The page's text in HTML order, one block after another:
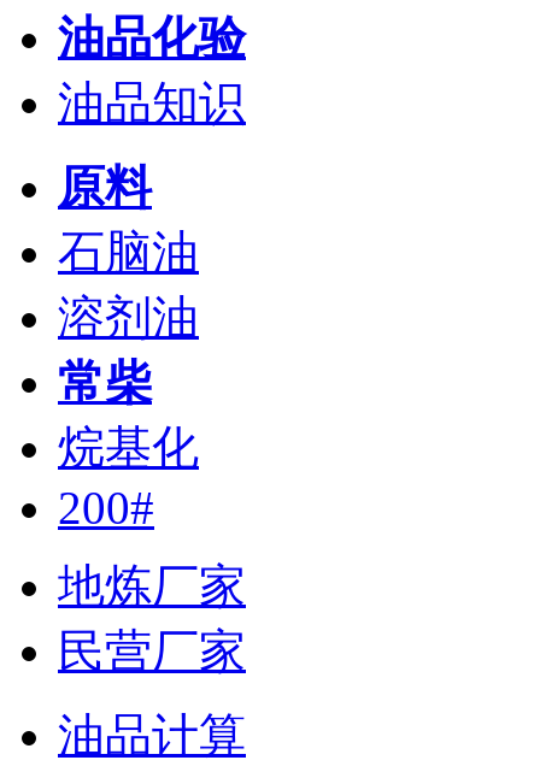
油品化验
油品知识
原料
石脑油
溶剂油
常柴
烷基化
200#
地炼厂家
民营厂家
油品计算